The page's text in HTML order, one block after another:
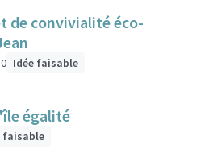
de convivialité éco-
0 Idée faisable
égalité
faisable